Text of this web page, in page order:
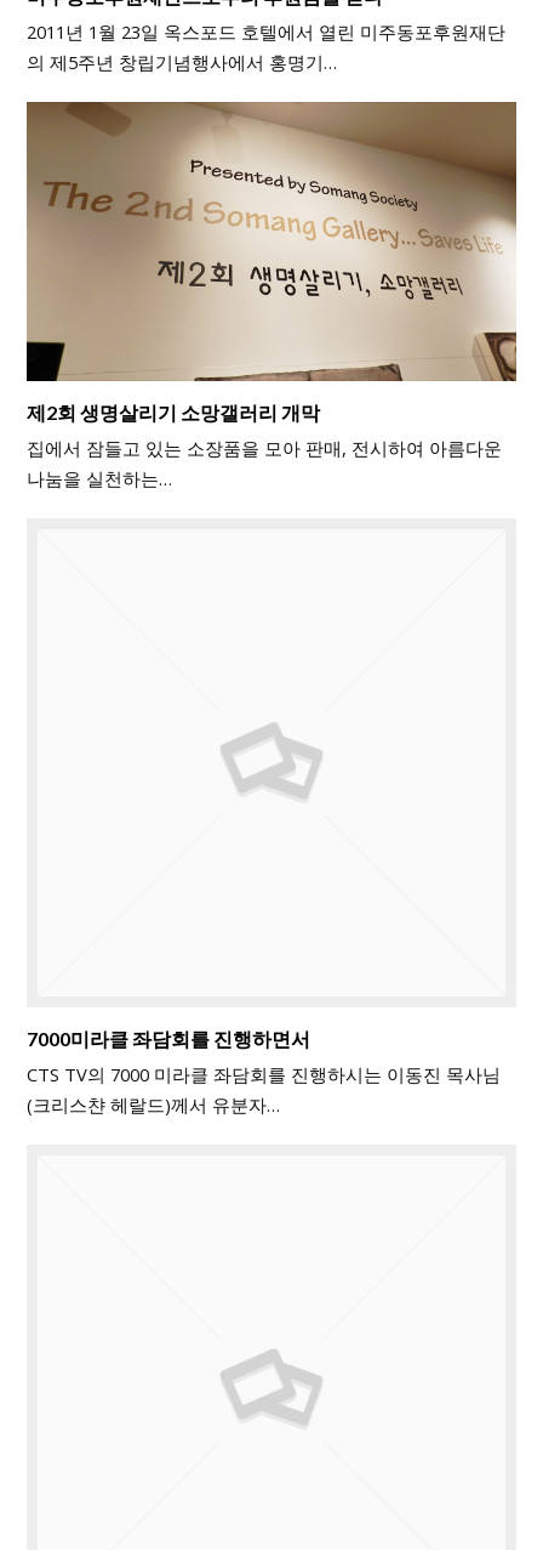
2011년 1월 23일 옥스포드 호텔에서 열린 미주동포후원재단
의 제5주년 창립기념행사에서 홍명기…
제2회 생명살리기 소망갤러리 개막
집에서 잠들고 있는 소장품을 모아 판매, 전시하여 아름다운
나눔을 실천하는…
7000미라클 좌담회를 진행하면서
CTS TV의 7000 미라클 좌담회를 진행하시는 이동진 목사님
(크리스챤 헤랄드)께서 유분자…